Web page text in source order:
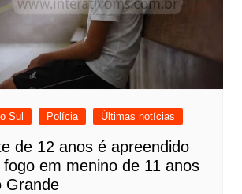
Sul Polícia Últimas notícias
de 12 anos é apreendido
em menino de 11 anos
Grande